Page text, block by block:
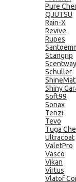
Pure
QJUTSU
Rain-X
Revive
Rupes
Scangrip
Scentway
Schuller
Shiny
Soft99
Sonax
Tenzi
Tevo
Tuga
Ultracoat
ValetPro
Vasco
Vikan
Virtus
Vlatof